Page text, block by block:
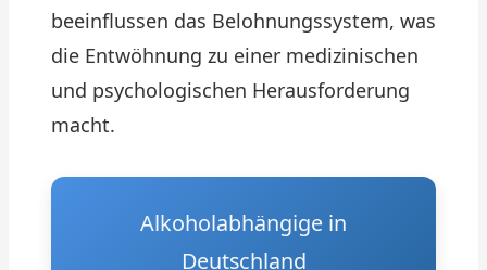
beeinflussen das Belohnungssystem, was
die Entwöhnung zu einer medizinischen
und psychologischen Herausforderung
macht.
Alkoholabhängige in
Deutschland